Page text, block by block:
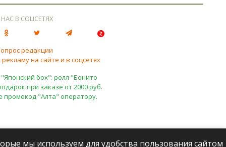
В СОЦСЕТЯХ
редакции
на сайте и в соцсетях
бох": ролл "Бонито
при заказе от 2000 руб.
промокод "Алта" оператору.
мы используем для удобства пользования сайтом